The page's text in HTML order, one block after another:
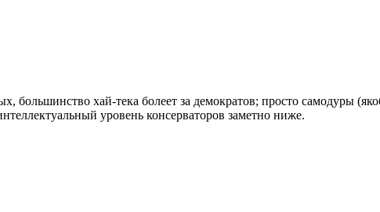
большинство хай-тека болеет за демократов; просто самодуры
уровень консерваторов заметно ниже.